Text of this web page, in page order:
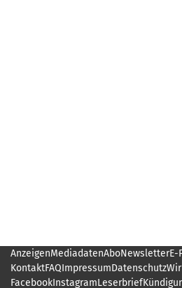
AnzeigenMediadatenAboNewsletterE-
KontaktFAQImpressumDatenschutz
FacebookInstagramLeserbrief